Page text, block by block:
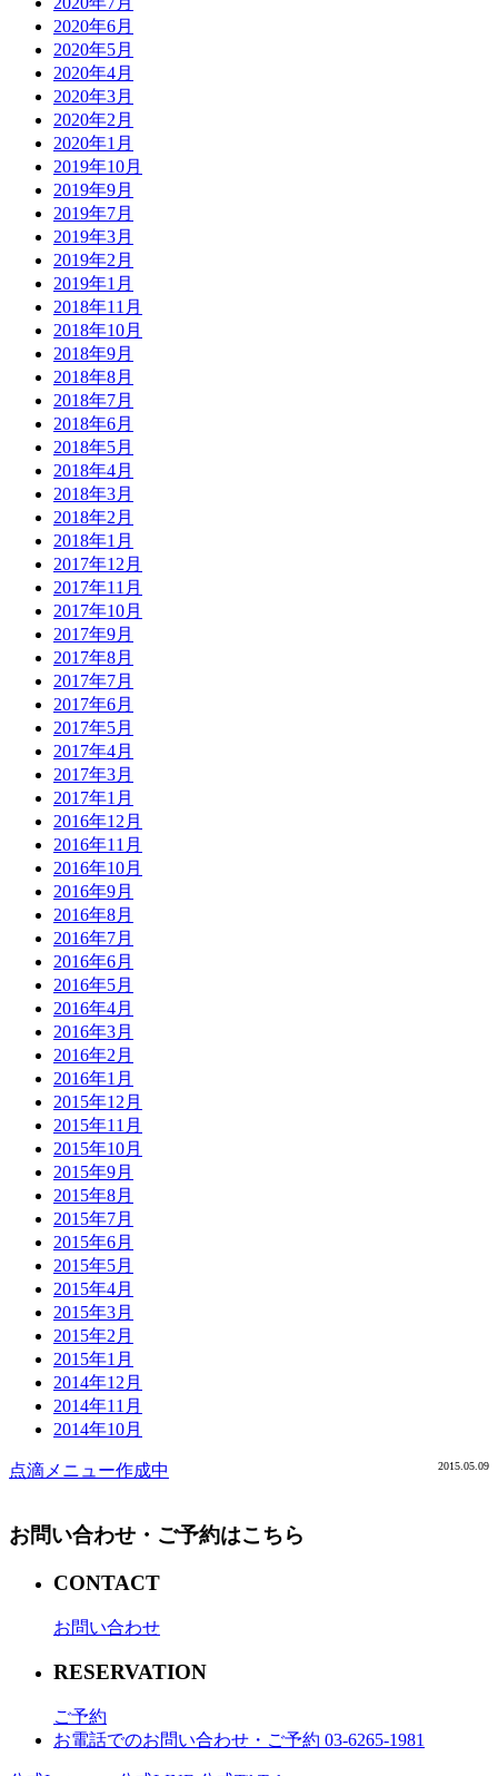
2020年6月
2020年5月
2020年4月
2020年3月
2020年2月
2020年1月
2019年10月
2019年9月
2019年7月
2019年3月
2019年2月
2019年1月
2018年11月
2018年10月
2018年9月
2018年8月
2018年7月
2018年6月
2018年5月
2018年4月
2018年3月
2018年2月
2018年1月
2017年12月
2017年11月
2017年10月
2017年9月
2017年8月
2017年7月
2017年6月
2017年5月
2017年4月
2017年3月
2017年1月
2016年12月
2016年11月
2016年10月
2016年9月
2016年8月
2016年7月
2016年6月
2016年5月
2016年4月
2016年3月
2016年2月
2016年1月
2015年12月
2015年11月
2015年10月
2015年9月
2015年8月
2015年7月
2015年6月
2015年5月
2015年4月
2015年3月
2015年2月
2015年1月
2014年12月
2014年11月
2014年10月
点滴メニュー作成中 2015.05.09
お問い合わせ・ご予約はこちら
CONTACT
お問い合わせ
RESERVATION
ご予約
お電話でのお問い合わせ・ご予約 03-6265-1981